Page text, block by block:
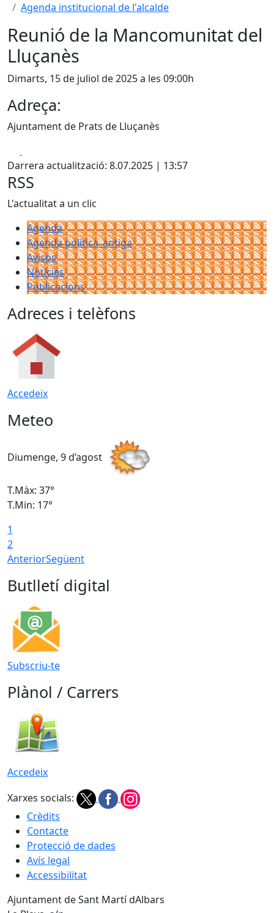
Agenda institucional de l'alcalde
Reunió de la Mancomunitat del
Lluçanès
Dimarts, 15 de juliol de 2025 a les 09:00h
Adreça:
Ajuntament de Prats de Lluçanès
Darrera actualització: 8.07.2025 | 13:57
RSS
L'actualitat a un clic
Agenda
Agenda política_antiga
Avisos
Notícies
Publicacions
Adreces i telèfons
Accedeix
Meteo
Diumenge, 9 d’agost
T.Màx: 37°
T.Min: 17°
1
2
AnteriorSegüent
Butlletí digital
Subscriu-te
Plànol / Carrers
Accedeix
Xarxes socials:
Crèdits
Contacte
Protecció de dades
Avís legal
Accessibilitat
Ajuntament de Sant Martí dAlbars